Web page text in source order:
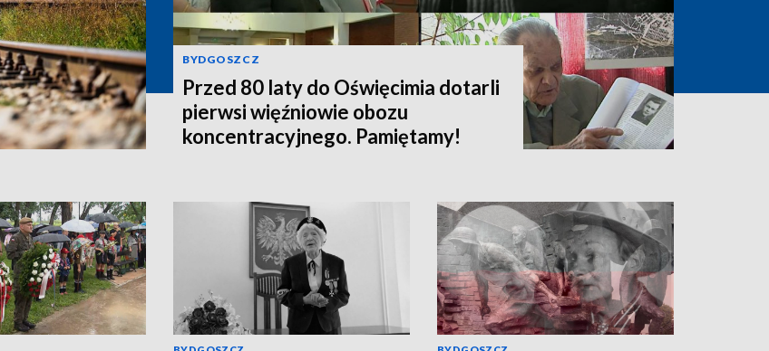
BYDGOSZCZ
Przed 80 laty do Oświęcimia dotarli
pierwsi więźniowie obozu
koncentracyjnego. Pamiętamy!